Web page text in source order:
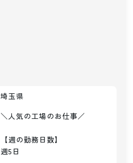
埼玉県
＼人気の工場のお仕事／
【週の勤務日数】
週5日